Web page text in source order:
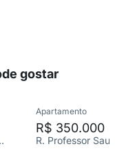
gostar
Apartamento
R$ 350.000